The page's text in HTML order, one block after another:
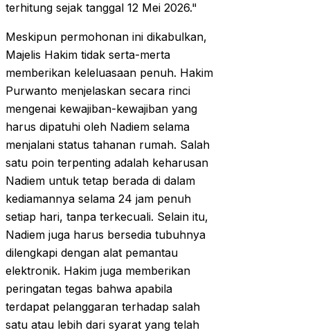
terhitung sejak tanggal 12 Mei 2026."
Meskipun permohonan ini dikabulkan,
Majelis Hakim tidak serta-merta
memberikan keleluasaan penuh. Hakim
Purwanto menjelaskan secara rinci
mengenai kewajiban-kewajiban yang
harus dipatuhi oleh Nadiem selama
menjalani status tahanan rumah. Salah
satu poin terpenting adalah keharusan
Nadiem untuk tetap berada di dalam
kediamannya selama 24 jam penuh
setiap hari, tanpa terkecuali. Selain itu,
Nadiem juga harus bersedia tubuhnya
dilengkapi dengan alat pemantau
elektronik. Hakim juga memberikan
peringatan tegas bahwa apabila
terdapat pelanggaran terhadap salah
satu atau lebih dari syarat yang telah